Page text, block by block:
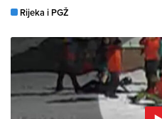
Rijeka i PGŽ